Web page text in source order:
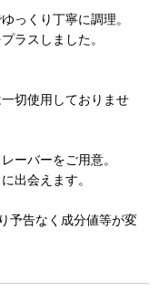
っくり丁寧に調理。
ラスしました。
切使用しておりませ
ーバーをご用意。
出会えます。
予告なく成分値等が変